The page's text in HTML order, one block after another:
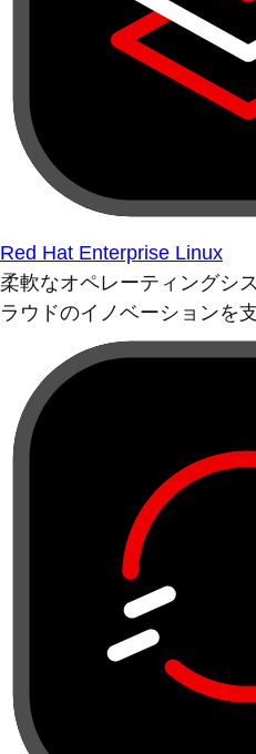
Red Hat Enterprise Linux
柔軟なオペレーティングシ
ラウドのイノベーションを